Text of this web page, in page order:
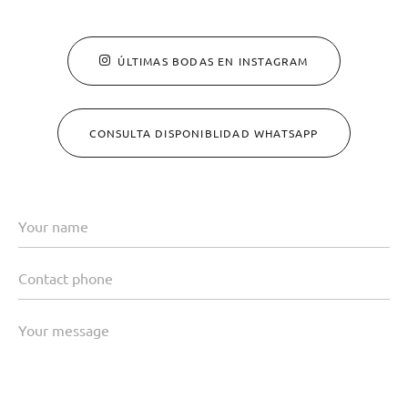
ÚLTIMAS BODAS EN INSTAGRAM
CONSULTA DISPONIBLIDAD WHATSAPP